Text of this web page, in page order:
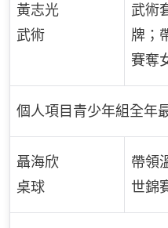
黃志光
武術
武術
牌；
賽奪
個人項目青少年組全年
聶海欣
桌球
帶領
世錦